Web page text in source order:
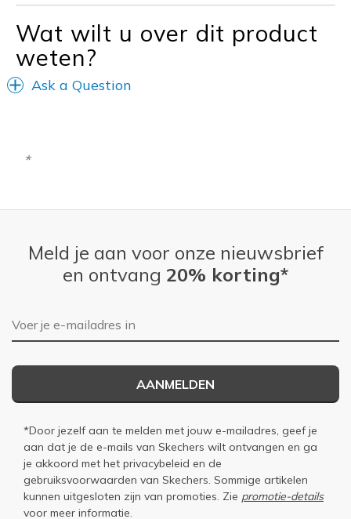
Width
Feels true to width
Sizing
View On Shoes
Wat wilt u over dit product
weten?
Ask a Question
Meld je aan voor onze nieuwsbrief
en ontvang 20% korting*
E-mailadres
AANMELDEN
*Door jezelf aan te melden met jouw e-mailadres, geef je
aan dat je de e-mails van Skechers wilt ontvangen en ga
je akkoord met het privacybeleid en de
gebruiksvoorwaarden van Skechers. Sommige artikelen
kunnen uitgesloten zijn van promoties. Zie promotie-details
voor meer informatie.